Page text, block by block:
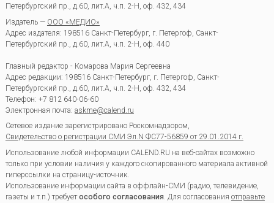
Петербургский пр., д.60, лит.А, ч.п. 2-Н, оф. 432, 434
Издатель — ООО «МЕДИО»
Адрес издателя: 198516 Санкт-Петербург, г. Петергоф, Санкт-
Петербургский пр., д.60, лит.А, ч.п. 2-Н, оф. 440
Главный редактор - Комарова Мария Сергеевна
Адрес редакции: 198516 Санкт-Петербург, г. Петергоф Санкт-
Петербургский пр., д.60, лит.А, ч.п. 2-Н, оф. 432, 434
Телефон: +7 812 640-06-60
Электронная почта: askme@calend.ru
Сетевое издание зарегистрировано Роскомнадзором,
Свидетельство о регистрации СМИ Эл.N ФС77-56859 от 29.01.2014 г.
Использование любой информации CALEND.RU на веб-сайтах возможно
только при условии наличия у каждого скопированного материала активной
гиперссылки на страницу-источник.
Использование информации сайта в оффлайн-СМИ (радио, телевидение,
газеты и т.п.) требуетособого согласования. Для согласования отправьте